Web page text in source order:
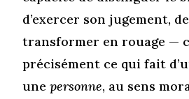
d’exercer son jugement,
transformer en rouage —
précisément ce qui fait
unepersonne, au sens